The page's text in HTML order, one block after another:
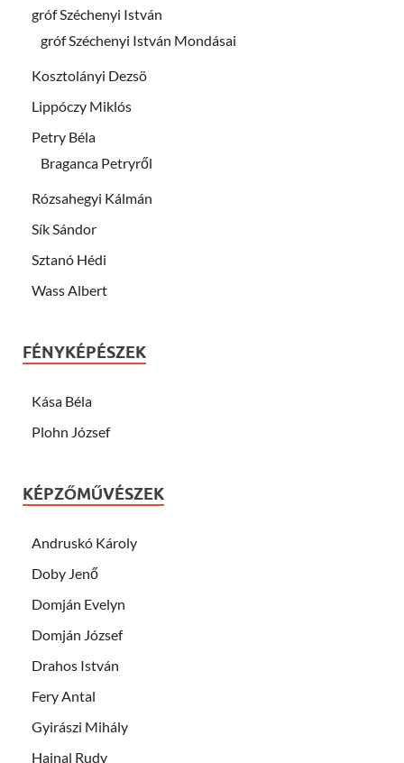
gróf Széchenyi István
gróf Széchenyi István Mondásai
Kosztolányi Dezsö
Lippóczy Miklós
Petry Béla
Braganca Petryről
Rózsahegyi Kálmán
Sík Sándor
Sztanó Hédi
Wass Albert
FÉNYKÉPÉSZEK
Kása Béla
Plohn József
KÉPZŐMŰVÉSZEK
Andruskó Károly
Doby Jenő
Domján Evelyn
Domján József
Drahos István
Fery Antal
Gyirászi Mihály
Hajnal Rudy